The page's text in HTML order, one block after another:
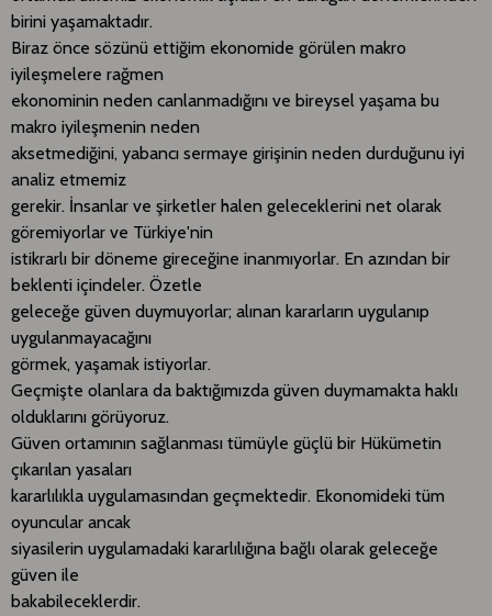
birini yaşamaktadır.
Biraz önce sözünü ettiğim ekonomide görülen makro
iyileşmelere rağmen
ekonominin neden canlanmadığını ve bireysel yaşama bu
makro iyileşmenin neden
aksetmediğini, yabancı sermaye girişinin neden durduğunu iyi
analiz etmemiz
gerekir. İnsanlar ve şirketler halen geleceklerini net olarak
göremiyorlar ve Türkiye'nin
istikrarlı bir döneme gireceğine inanmıyorlar. En azından bir
beklenti içindeler. Özetle
geleceğe güven duymuyorlar; alınan kararların uygulanıp
uygulanmayacağını
görmek, yaşamak istiyorlar.
Geçmişte olanlara da baktığımızda güven duymamakta haklı
olduklarını görüyoruz.
Güven ortamının sağlanması tümüyle güçlü bir Hükümetin
çıkarılan yasaları
kararlılıkla uygulamasından geçmektedir. Ekonomideki tüm
oyuncular ancak
siyasilerin uygulamadaki kararlılığına bağlı olarak geleceğe
güven ile
bakabileceklerdir.